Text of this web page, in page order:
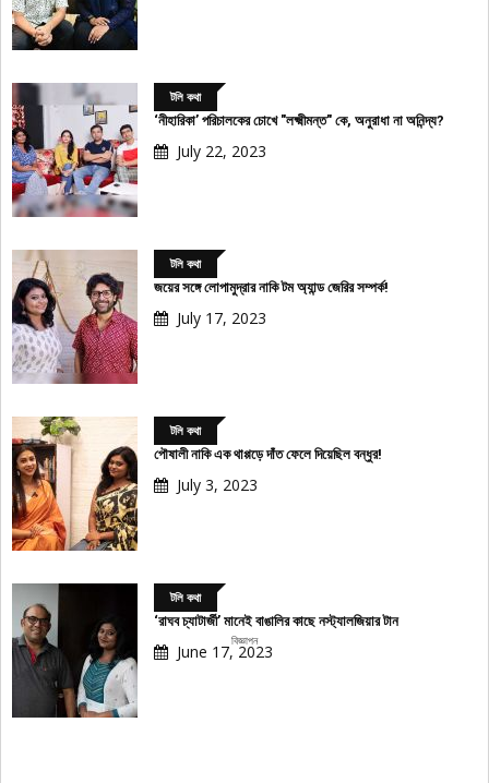
টলি কথা
‘নীহারিকা’ পরিচালকের চোখে "লক্ষ্মীমন্ত" কে, অনুরাধা না অনিন্দ্য?
July 22, 2023
টলি কথা
জয়ের সঙ্গে লোপামুদ্রার নাকি টম অ্যান্ড জেরির সম্পর্ক!
July 17, 2023
টলি কথা
পৌষালী নাকি এক থাপ্পড়ে দাঁত ফেলে দিয়েছিল বন্ধুর!
July 3, 2023
টলি কথা
‘রাঘব চ্যাটার্জী’ মানেই বাঙালির কাছে নস্ট্যালজিয়ার টান
June 17, 2023
বিজ্ঞাপন